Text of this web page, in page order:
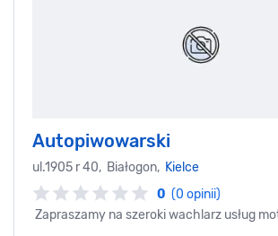
Autopiwowarski
ul.1905 r 40, Białogon, Kielce
0 (0 opinii)
Zapraszamy na szeroki wachlarz usług